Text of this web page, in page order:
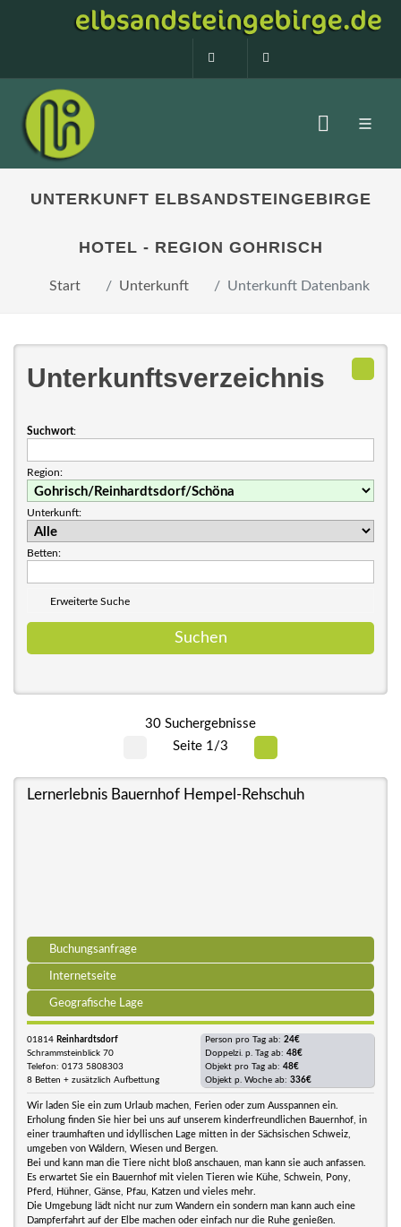
0160 99873408
UNTERKUNFT ELBSANDSTEINGEBIRGE
HOTEL - REGION GOHRISCH
Start Unterkunft Unterkunft Datenbank
Unterkunftsverzeichnis
Suchwort:
Region:
Unterkunft:
Betten:
Erweiterte Suche
30 Suchergebnisse
Seite 1/3
Lernerlebnis Bauernhof Hempel-Rehschuh
Buchungsanfrage
Internetseite
Geografische Lage
01814 Reinhardtsdorf
Schrammsteinblick 70
Telefon: 0173 5808303
8 Betten + zusätzlich Aufbettung
Person pro Tag ab: 24€
Doppelzi. p. Tag ab: 48€
Objekt pro Tag ab: 48€
Objekt p. Woche ab: 336€
Wir laden Sie ein zum Urlaub machen, Ferien oder zum Ausspannen ein.
Erholung finden Sie hier bei uns auf unserem kinderfreundlichen Bauernhof, in
einer traumhaften und idyllischen Lage mitten in der Sächsischen Schweiz,
umgeben von Wäldern, Wiesen und Bergen.
Bei und kann man die Tiere nicht bloß anschauen, man kann sie auch anfassen.
Es erwartet Sie ein Bauernhof mit vielen Tieren wie Kühe, Schwein, Pony,
Pferd, Hühner, Gänse, Pfau, Katzen und vieles mehr.
Die Umgebung lädt nicht nur zum Wandern ein sondern man kann auch eine
Dampferfahrt auf der Elbe machen oder einfach nur die Ruhe genießen.